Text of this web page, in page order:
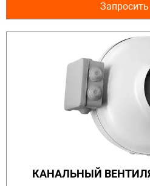
КАНАЛЬНЫЙ